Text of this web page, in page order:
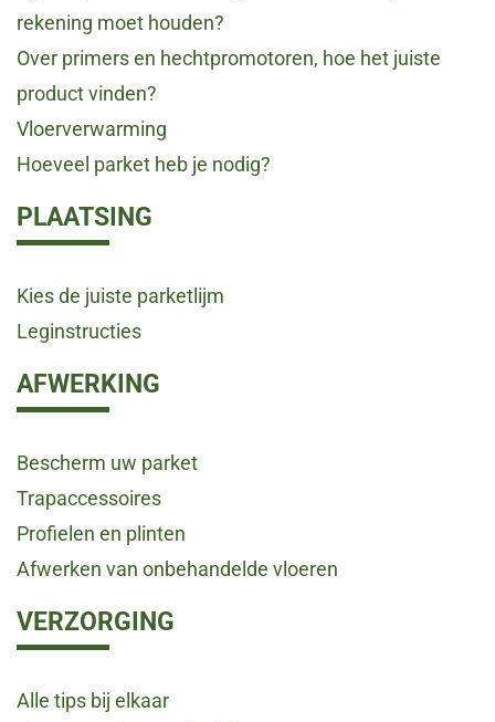
rekening moet houden?
Over primers en hechtpromotoren, hoe het juiste
product vinden?
Vloerverwarming
Hoeveel parket heb je nodig?
PLAATSING
Kies de juiste parketlijm
Leginstructies
AFWERKING
Bescherm uw parket
Trapaccessoires
Profielen en plinten
Afwerken van onbehandelde vloeren
VERZORGING
Alle tips bij elkaar